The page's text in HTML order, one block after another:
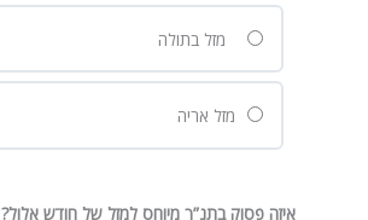
מזל בתולה
מזל אריה
איזה פסוק בתנ”ך מיוחס למזל של חודש אלול?